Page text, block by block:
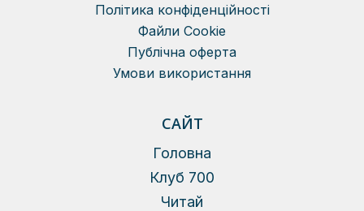
Політика конфіденційності
Файли Сookie
Публічна оферта
Умови використання
САЙТ
Головна
Клуб 700
Читай